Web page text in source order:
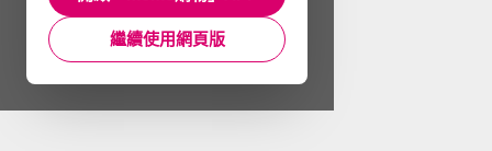
繼續使用網頁版